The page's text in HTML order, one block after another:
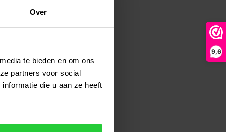
Over
te bieden en om ons
partners voor social
die u aan ze heeft
9,6